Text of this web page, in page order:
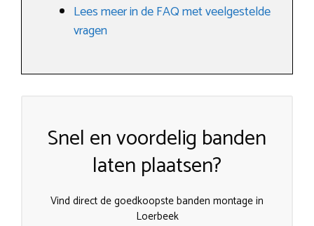
Lees meer in de FAQ met veelgestelde
vragen
Snel en voordelig banden
laten plaatsen?
Vind direct de goedkoopste banden montage in
Loerbeek